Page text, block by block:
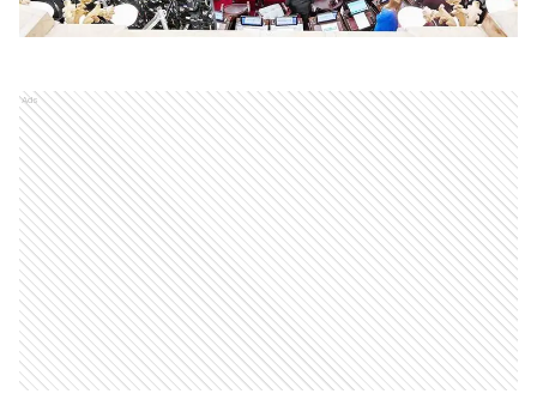
Ads